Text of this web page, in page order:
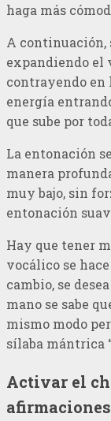
haga más
A continuación,
expandiendo el
contrayendo en
energía
que sube por
La entonación
manera
muy bajo, sin
entonación
Hay que tener
vocálico se
cambio, se
mano se sabe
mismo modo
sílaba mántrica
Activar el
afirmaciones